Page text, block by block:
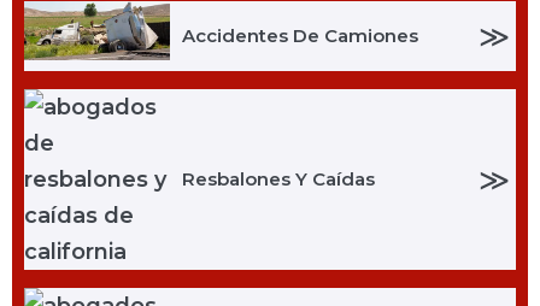
Accidentes De Camiones ≫
Resbalones Y Caídas ≫